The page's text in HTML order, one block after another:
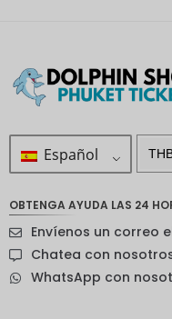
Español
OBTENGA AYUDA LAS 24
Envíenos un correo
Chatea con
WhatsApp con